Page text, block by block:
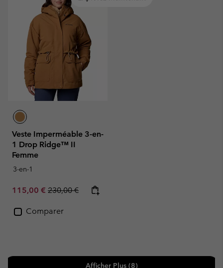
Veste Imperméable 3-en-
1 Drop Ridge™ II
Femme
3-en-1
Sale price:
115,00 € Regular price:
230,00 €
Comparer
Afficher Plus (8)